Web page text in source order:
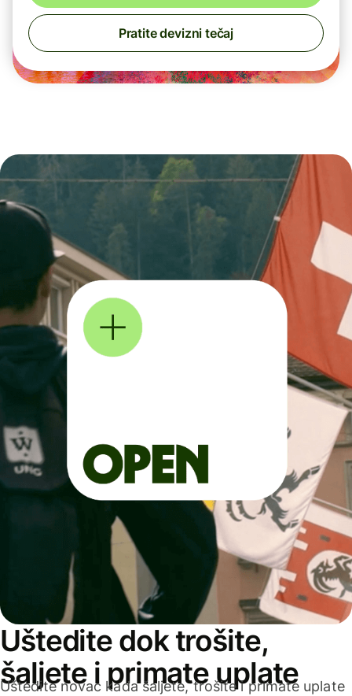
Pratite devizni tečaj
Uštedite dok trošite,
šaljete i primate uplate
Uštedite novac kada šaljete, trošite i primate uplate